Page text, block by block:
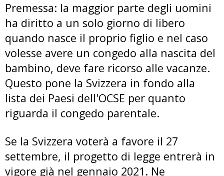
Premessa: la maggior parte degli uomini
ha diritto a un solo giorno di libero
quando nasce il proprio figlio e nel caso
volesse avere un congedo alla nascita del
bambino, deve fare ricorso alle vacanze.
Questo pone la Svizzera in fondo alla
lista dei Paesi dell'OCSE per quanto
riguarda il congedo parentale.
Se la Svizzera voterà a favore il 27
settembre, il progetto di legge entrerà in
vigore già nel gennaio 2021. Ne